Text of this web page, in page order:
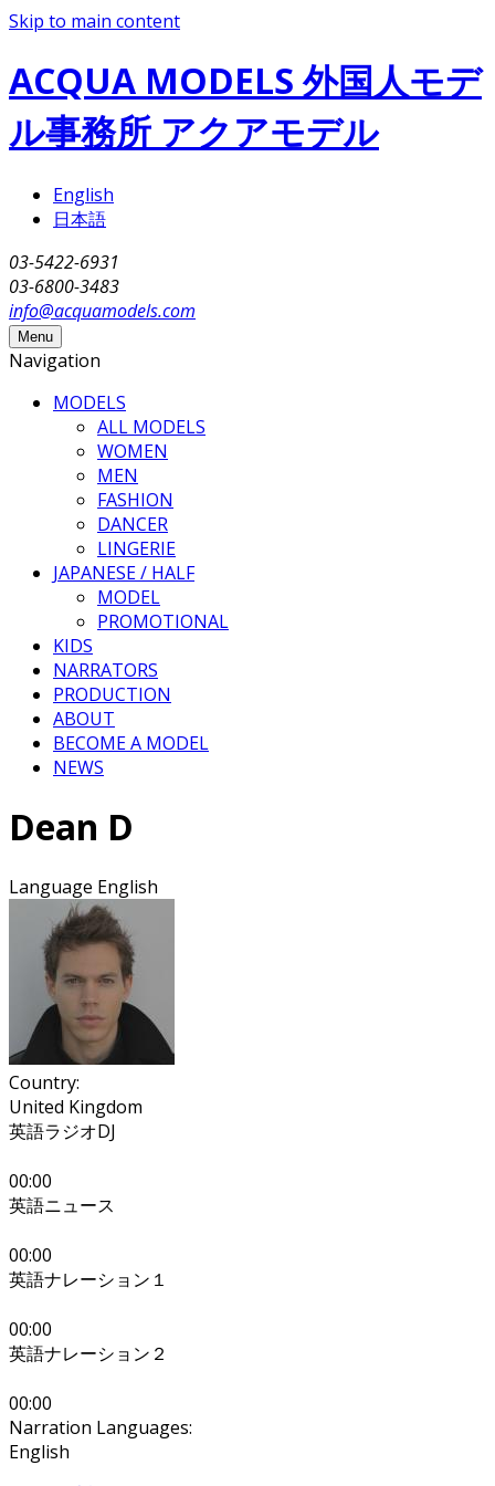
Skip to main content
ACQUA MODELS 外国人モデ
ル事務所 アクアモデル
English
日本語
03-5422-6931
03-6800-3483
info@acquamodels.com
Menu
Navigation
MODELS
ALL MODELS
WOMEN
MEN
FASHION
DANCER
LINGERIE
JAPANESE / HALF
MODEL
PROMOTIONAL
KIDS
NARRATORS
PRODUCTION
ABOUT
BECOME A MODEL
NEWS
Dean D
Language English
Country:
United Kingdom
英語ラジオDJ
00:00
英語ニュース
00:00
英語ナレーション１
00:00
英語ナレーション２
00:00
Narration Languages:
English